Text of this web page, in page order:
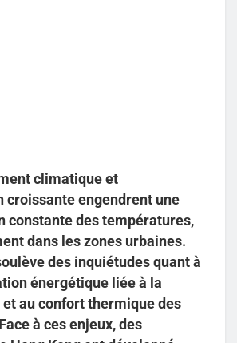
climatique et
croissante engendrent une
constante des températures,
dans les zones urbaines.
des inquiétudes quant à
énergétique liée à la
au confort thermique des
à ces enjeux, des